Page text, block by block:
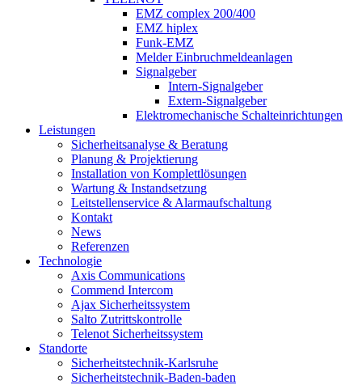
EMZ complex 200/400
EMZ hiplex
Funk-EMZ
Melder Einbruchmeldeanlagen
Signalgeber
Intern-Signalgeber
Extern-Signalgeber
Elektromechanische Schalteinrichtungen
Leistungen
Sicherheitsanalyse & Beratung
Planung & Projektierung​
Installation von Komplettlösungen
Wartung & Instandsetzung
Leitstellenservice & Alarmaufschaltung
Kontakt
News
Referenzen
Technologie
Axis Communications
Commend Intercom
Ajax Sicherheitssystem​
Salto Zutrittskontrolle
Telenot Sicherheitssystem
Standorte
Sicherheitstechnik-Karlsruhe
Sicherheitstechnik-Baden-baden